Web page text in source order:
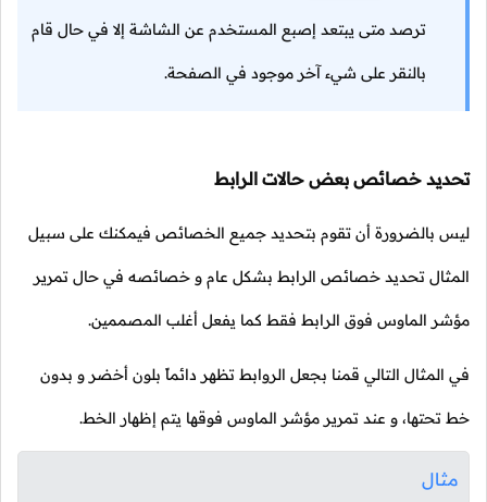
ترصد متى يبتعد إصبع المستخدم عن الشاشة إلا في حال قام
بالنقر على شيء آخر موجود في الصفحة.
تحديد خصائص بعض حالات الرابط
ليس بالضرورة أن تقوم بتحديد جميع الخصائص فيمكنك على سبيل
المثال تحديد خصائص الرابط بشكل عام و خصائصه في حال تمرير
مؤشر الماوس فوق الرابط فقط كما يفعل أغلب المصممين.
في المثال التالي قمنا بجعل الروابط تظهر دائماً بلون أخضر و بدون
خط تحتها، و عند تمرير مؤشر الماوس فوقها يتم إظهار الخط.
مثال